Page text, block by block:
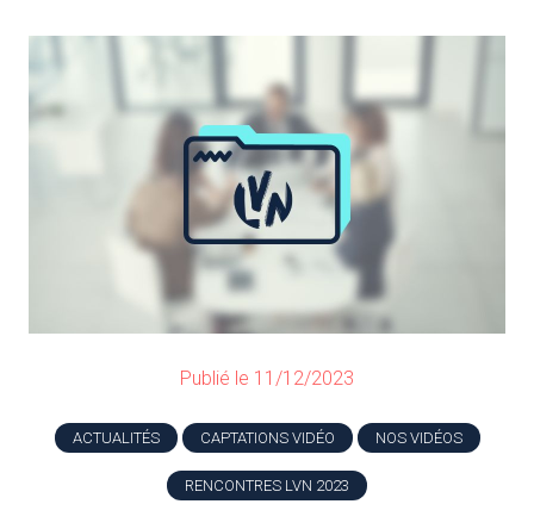
Publié le 11/12/2023
ACTUALITÉS CAPTATIONS VIDÉO NOS VIDÉOS
RENCONTRES LVN 2023